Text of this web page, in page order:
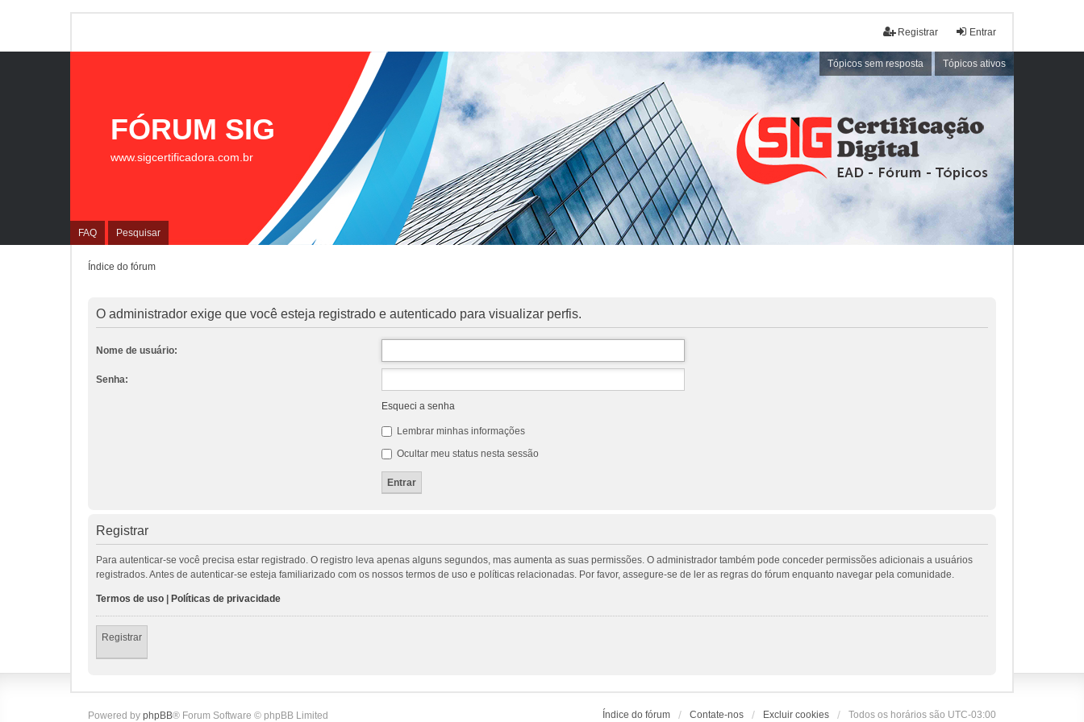
Entrar
Registrar
Tópicos sem resposta Tópicos ativos
FAQ Pesquisar
FÓRUM SIG
www.sigcertificadora.com.br
Índice do fórum
O administrador exige que você esteja registrado e autenticado para visualizar perfis.
Nome de usuário:
Senha:
Esqueci a senha
Lembrar minhas informações
Ocultar meu status nesta sessão
Registrar
Para autenticar-se você precisa estar registrado. O registro leva apenas alguns segundos, mas aumenta as suas permissões. O administrador também pode conceder permissões adicionais a usuários
registrados. Antes de autenticar-se esteja familiarizado com os nossos termos de uso e políticas relacionadas. Por favor, assegure-se de ler as regras do fórum enquanto navegar pela comunidade.
Termos de uso Políticas de privacidade
Registrar
Índice do fórum Contate-nos Excluir cookies Todos os horários são UTC-03:00
Powered by phpBB® Forum Software © phpBB Limited